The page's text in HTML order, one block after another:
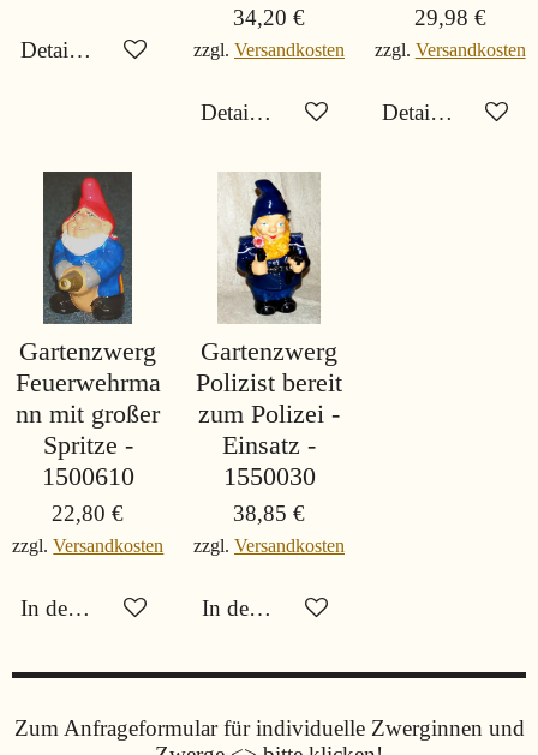
Details anzeigen
34,20 €
zzgl. Versandkosten
Details anzeigen
29,98 €
zzgl. Versandkosten
Details anzeigen
Gartenzwerg
Feuerwehrma
nn mit großer
Spritze -
1500610
22,80 €
zzgl.Versandkosten
In den Warenkorb
Gartenzwerg
Polizist bereit
zum Polizei -
Einsatz -
1550030
38,85 €
zzgl. Versandkosten
In den Warenkorb
Zum Anfrageformular für individuelle Zwerginnen und